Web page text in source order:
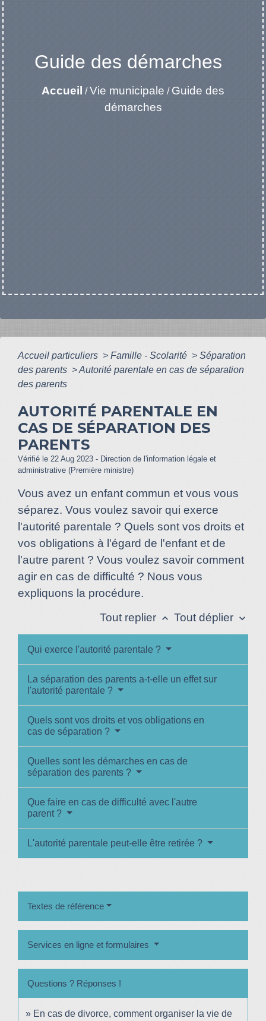
Guide des démarches
Accueil /Vie municipale / Guide des
démarches
Accueil particuliers > Famille - Scolarité > Séparation
des parents >Autorité parentale en cas de séparation
des parents
AUTORITÉ PARENTALE EN
CAS DE SÉPARATION DES
PARENTS
Vérifié le 22 Aug 2023 - Direction de l'information légale et
administrative (Première ministre)
Vous avez un enfant commun et vous vous
séparez. Vous voulez savoir qui exerce
l'autorité parentale ? Quels sont vos droits et
vos obligations à l'égard de l'enfant et de
l'autre parent ? Vous voulez savoir comment
agir en cas de difficulté ? Nous vous
expliquons la procédure.
Tout replier keyboard_arrow_up Tout déplier keyboard_arrow_down
Qui exerce l'autorité parentale ?
La séparation des parents a-t-elle un effet sur
l'autorité parentale ?
Quels sont vos droits et vos obligations en
cas de séparation ?
Quelles sont les démarches en cas de
séparation des parents ?
Que faire en cas de difficulté avec l'autre
parent ?
L'autorité parentale peut-elle être retirée ?
Textes de référence
Services en ligne et formulaires
Questions ? Réponses !
En cas de divorce, comment organiser la vie de